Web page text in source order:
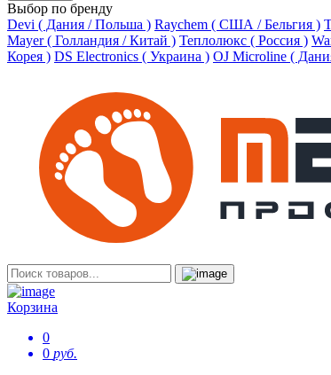
Выбор по бренду
Devi ( Дания / Польша ) Raychem ( США / Бельгия )
Mayer ( Голландия / Китай ) Теплолюкс ( Россия )
Корея ) DS Electronics ( Украина ) OJ Microline (
Корзина
0
0 руб.